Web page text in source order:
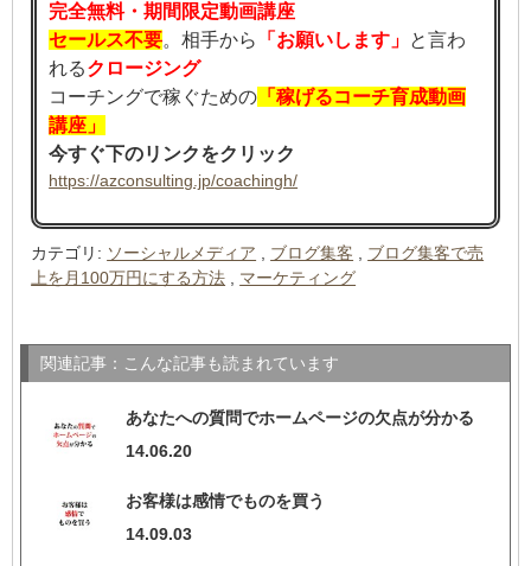
完全無料・期間限定動画講座
セールス不要。相手から 「お願いします」 と言わ
れるクロージング
コーチングで稼ぐための 「稼げるコーチ育成動画
講座」
今すぐ下のリンクをクリック
https://azconsulting.jp/coachingh/
カテゴリ : ソーシャルメディア , ブログ集客 , ブログ集客で売
上を月100万円にする方法 , マーケティング
関連記事：こんな記事も読まれています
あなたへの質問でホームページの欠点が分かる
14.06.20
お客様は感情でものを買う
14.09.03